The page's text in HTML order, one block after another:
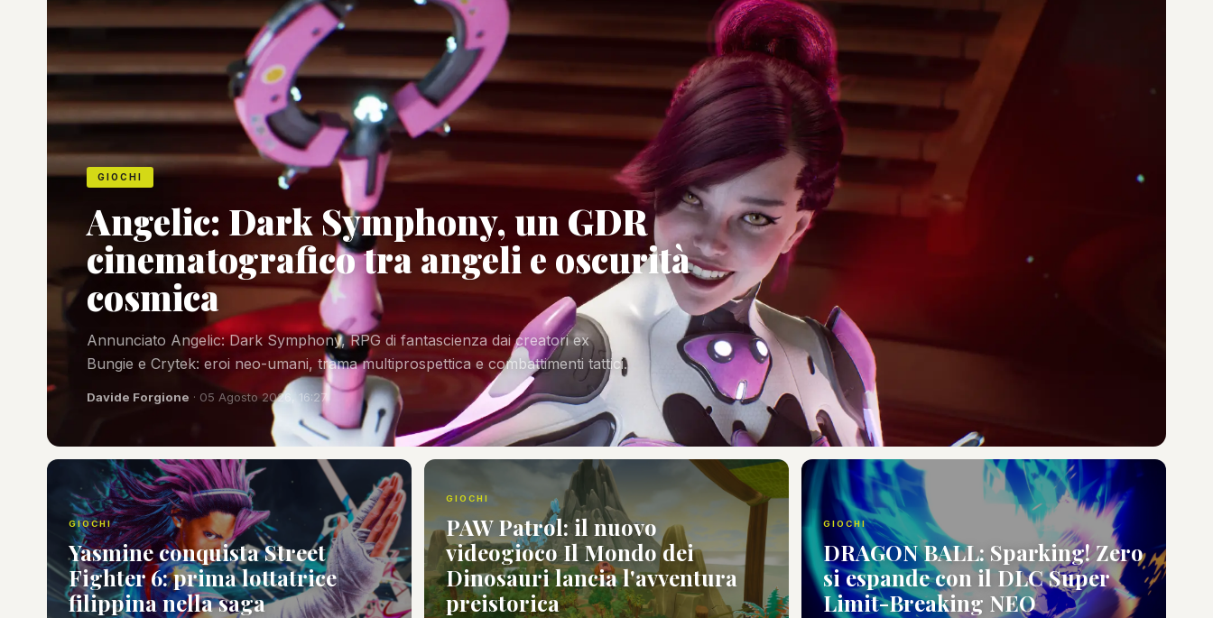
GIOCHI
Angelic: Dark Symphony, un GDR
cinematografico tra angeli e oscurità
cosmica
Annunciato Angelic: Dark Symphony, RPG di fantascienza dai creatori ex
Bungie e Crytek: eroi neo-umani, trama multiprospettica e combattimenti tattici.
Davide Forgione · 05 Agosto 2026, 16:27
GIOCHI
Yasmine conquista Street
Fighter 6: prima lottatrice
filippina nella saga
GIOCHI
PAW Patrol: il nuovo
videogioco Il Mondo dei
Dinosauri lancia l'avventura
preistorica
GIOCHI
DRAGON BALL: Sparking! Zero
si espande con il DLC Super
Limit-Breaking NEO